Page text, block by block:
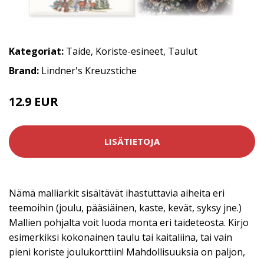
Kategoriat: Taide, Koriste-esineet, Taulut
Brand: Lindner's Kreuzstiche
12.9 EUR
LISÄTIETOJA
Nämä malliarkit sisältävät ihastuttavia aiheita eri
teemoihin (joulu, pääsiäinen, kaste, kevät, syksy jne.)
Mallien pohjalta voit luoda monta eri taideteosta. Kirjo
esimerkiksi kokonainen taulu tai kaitaliina, tai vain
pieni koriste joulukorttiin! Mahdollisuuksia on paljon,